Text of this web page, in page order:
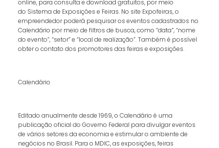
online, para consulta e download gratuitos, por meio
do Sistema de Exposições e Feiras. No site Expofeiras, o
empreendedor poderá pesquisar os eventos cadastrados no
Calendário por meio de filtros de busca, como “data”, “nome
do evento”, “setor” e “local de realização”. Também é possível
obter o contato dos promotores das feiras e exposições.
Calendário
Editado anualmente desde 1969, o Calendário é uma
publicação oficial do Governo Federal para divulgar eventos
de vários setores da economia e estimular o ambiente de
negócios no Brasil. Para o MDIC, as exposições, feiras